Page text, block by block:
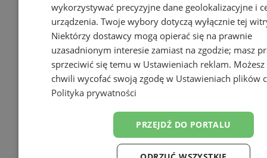
Wakacyjny wypoczynek nad
Bałtykiem w domkach
Szmaragdowe Morze
wykorzystywać precyzyjne dane geolokalizacyjne i
urządzenia. Twoje wybory dotyczą wyłącznie tej
Niektórzy dostawcy mogą opierać się na prawnie
uzasadnionym interesie zamiast na zgodzie; masz
sprzeciwić się temu w Ustawieniach reklam.
chwili wycofać swoją zgodę w Ustawieniach plików
Polityka prywatności
PRZEJDŹ DO PORTALU